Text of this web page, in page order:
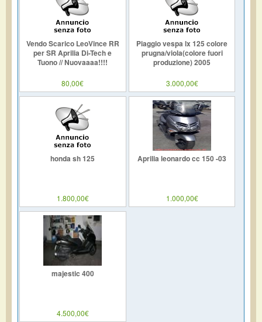
Vendo Scarico LeoVince RR
per SR Aprilia Di-Tech e
Tuono // Nuovaaaa!!!!
80,00€
Piaggio vespa lx 125 colore
prugna/viola(colore fuori
produzione) 2005
3.000,00€
honda sh 125
1.800,00€
Aprilia leonardo cc 150 -03
1.000,00€
majestic 400
4.500,00€